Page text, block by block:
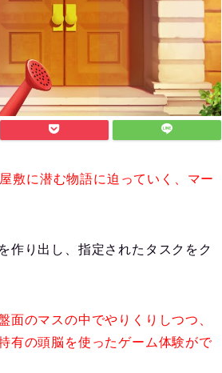
敷に潜む物語に迫っていく、マー
作り出し、指定されたタスクをク
のマスの中でやりくりしつつ、
有の頭脳を使ったゲーム体験がで